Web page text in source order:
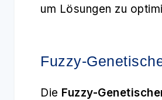
um Lösungen zu
Fuzzy-
Die Fuzzy-